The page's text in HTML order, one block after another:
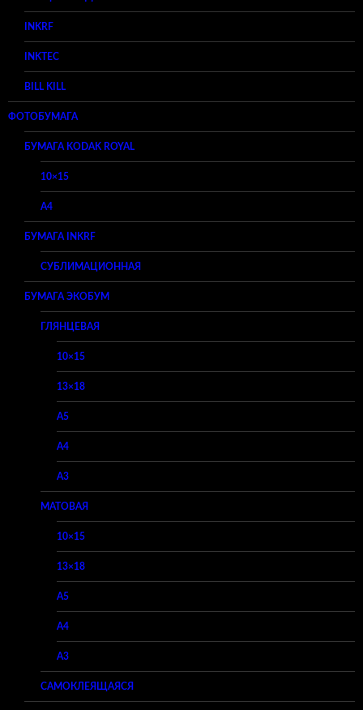
INKRF
INKTEC
BILL KILL
ФОТОБУМАГА
БУМАГА KODAK ROYAL
10×15
A4
БУМАГА INKRF
СУБЛИМАЦИОННАЯ
БУМАГА ЭКОБУМ
ГЛЯНЦЕВАЯ
10×15
13×18
A5
A4
A3
МАТОВАЯ
10×15
13×18
A5
A4
A3
САМОКЛЕЯЩАЯСЯ